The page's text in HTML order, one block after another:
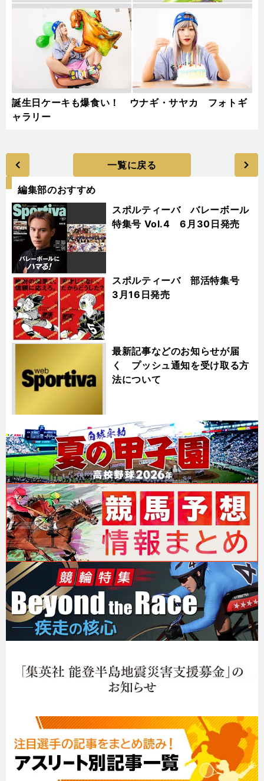
誕生日ケーキも爆食い！ ウナギ・サヤカ フォトギ
ャラリー
一覧に戻る
編集部のおすすめ
スポルティーバ バレーボール
特集号 Vol.4 6月30日発売
スポルティーバ 部活特集号
3月16日発売
最新記事などのお知らせが届
く プッシュ通知を受け取る方
法について